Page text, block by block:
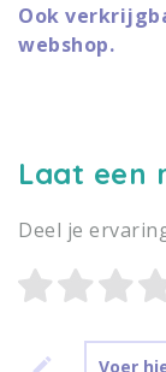
Ook
webshop.
Laat een
Deel je